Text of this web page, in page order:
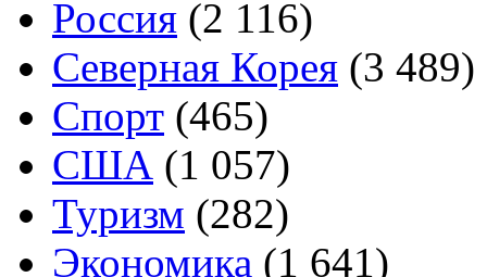
Россия (2 116)
Северная Корея (3 489)
Спорт (465)
США (1 057)
Туризм (282)
Экономика (1 641)